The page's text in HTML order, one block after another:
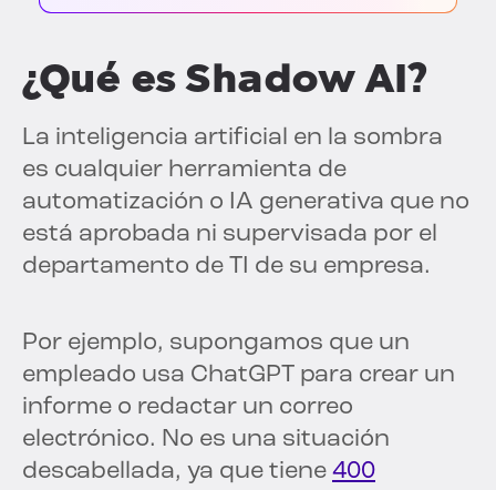
¿Qué es Shadow AI?
La inteligencia artificial en la sombra
es cualquier herramienta de
automatización o IA generativa que no
está aprobada ni supervisada por el
departamento de TI de su empresa.
Por ejemplo, supongamos que un
empleado usa ChatGPT para crear un
informe o redactar un correo
electrónico. No es una situación
descabellada, ya que tiene 400